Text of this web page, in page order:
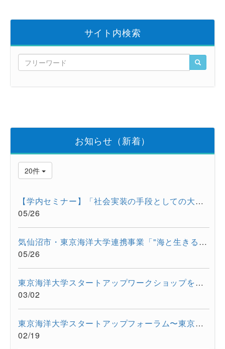
サイト内検索
お知らせ（新着）
20件
【学内セミナー】「社会実装の手段としての大学発スタートアップ...
05/26
気仙沼市・東京海洋大学連携事業「"海と生きる"連続水産セミナー...
05/26
東京海洋大学スタートアップワークショップを開催しました。
03/02
東京海洋大学スタートアップフォーラム〜東京都大学発スタートア...
02/19